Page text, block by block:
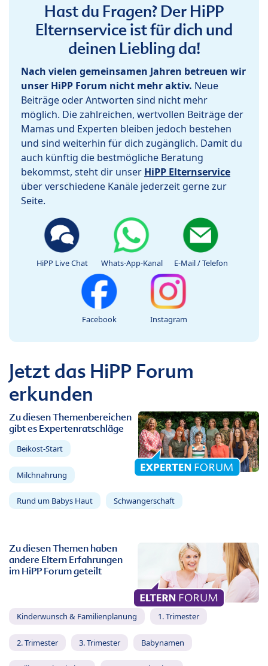
Hast du Fragen? Der HiPP
Elternservice ist für dich und
deinen Liebling da!
Nach vielen gemeinsamen Jahren betreuen wir
unser HiPP Forum nicht mehr aktiv. Neue
Beiträge oder Antworten sind nicht mehr
möglich. Die zahlreichen, wertvollen Beiträge der
Mamas und Experten bleiben jedoch bestehen
und sind weiterhin für dich zugänglich. Damit du
auch künftig die bestmögliche Beratung
bekommst, steht dir unser HiPP Elternservice
über verschiedene Kanäle jederzeit gerne zur
Seite.
HiPP Live Chat Whats-App-Kanal E-Mail / Telefon
Facebook Instagram
Jetzt das HiPP Forum
erkunden
Zu diesen Themenbereichen
gibt es Expertenratschläge
Beikost-Start
Milchnahrung
Rund um Babys Haut Schwangerschaft
Zu diesen Themen haben
andere Eltern Erfahrungen
im HiPP Forum geteilt
Kinderwunsch & Familienplanung 1. Trimester
2. Trimester 3. Trimester Babynamen